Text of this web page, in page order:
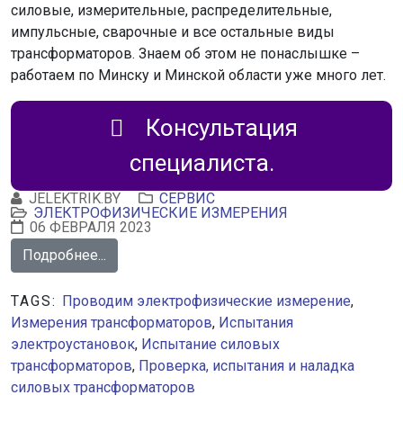
силовые, измерительные, распределительные,
импульсные, сварочные и все остальные виды
трансформаторов. Знаем об этом не понаслышке –
работаем по Минску и Минской области уже много лет.
Консультация
специалиста.
JELEKTRIK.BY
СЕРВИС
ЭЛЕКТРОФИЗИЧЕСКИЕ ИЗМЕРЕНИЯ
06 ФЕВРАЛЯ 2023
Подробнее...
TAGS: Проводим электрофизические измерение,
Измерения трансформаторов, Испытания
электроустановок, Испытание силовых
трансформаторов, Проверка, испытания и наладка
силовых трансформаторов